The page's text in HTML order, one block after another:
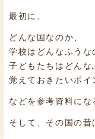
最初に、
どんな国なのか、
学校はどんなふうな
子どもたちはどんな
覚えておきたいポイ
などを参考資料にな
そして、その国の昔